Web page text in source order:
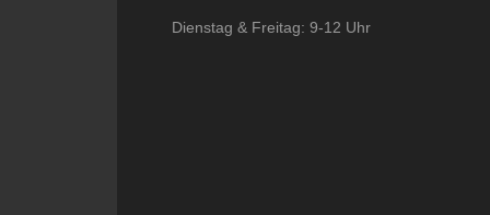
Dienstag & Freitag: 9-12 Uhr